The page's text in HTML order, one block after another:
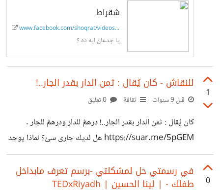
يكون جاهزا في نهاية هذا العام أترككم مع الفيديو ولاداعي
لحرق النصائح https://www.youtube.com/watch?
شقراط
www.facebook.com/shoqrat/videos/1...
يا جدعان ايه ده ؟
1
للنقاش - كان يُقال : ثمن الدار بقدر الجار..!
قبل 9 سنوات ثقافة
كان يُقال : ثمن الدار بقدر الجار..! درهمٌ للدار ودرهمٌ للجار .
https://suar.me/5pGEM هل لديك جارى سئ؟ لماذا يوجد
جار سئ في كل الأحياء؟ كيف تتعامل مع جارك السئ؟ ماهي
الحلول أو البدائل لتغيير نظرة جارك اليك لأفضل؟
0
‫في رسمتي حل لمشكلتي -برسم تعرف مابداخل